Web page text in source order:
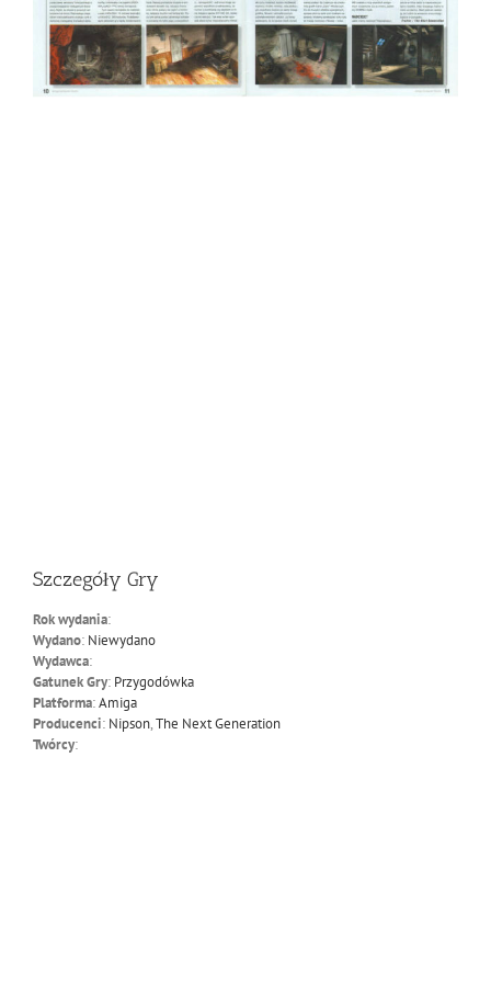
Szczegóły Gry
Rok wydania:
Wydano: Niewydano
Wydawca:
Gatunek Gry: Przygodówka
Platforma:Amiga
Producenci: Nipson,The Next Generation
Twórcy: